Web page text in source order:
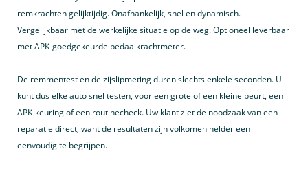
remkrachten gelijktijdig. Onafhankelijk, snel en dynamisch.
Vergelijkbaar met de werkelijke situatie op de weg. Optioneel leverbaar
met APK-goedgekeurde pedaalkrachtmeter.
De remmentest en de zijslipmeting duren slechts enkele seconden. U
kunt dus elke auto snel testen, voor een grote of een kleine beurt, een
APK-keuring of een routinecheck. Uw klant ziet de noodzaak van een
reparatie direct, want de resultaten zijn volkomen helder een
eenvoudig te begrijpen.